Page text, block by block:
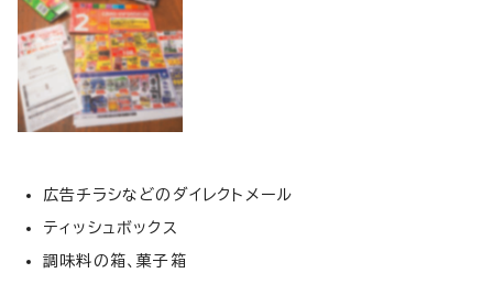
広告チラシなどのダイレクトメール
ティッシュボックス
調味料の箱、菓子箱